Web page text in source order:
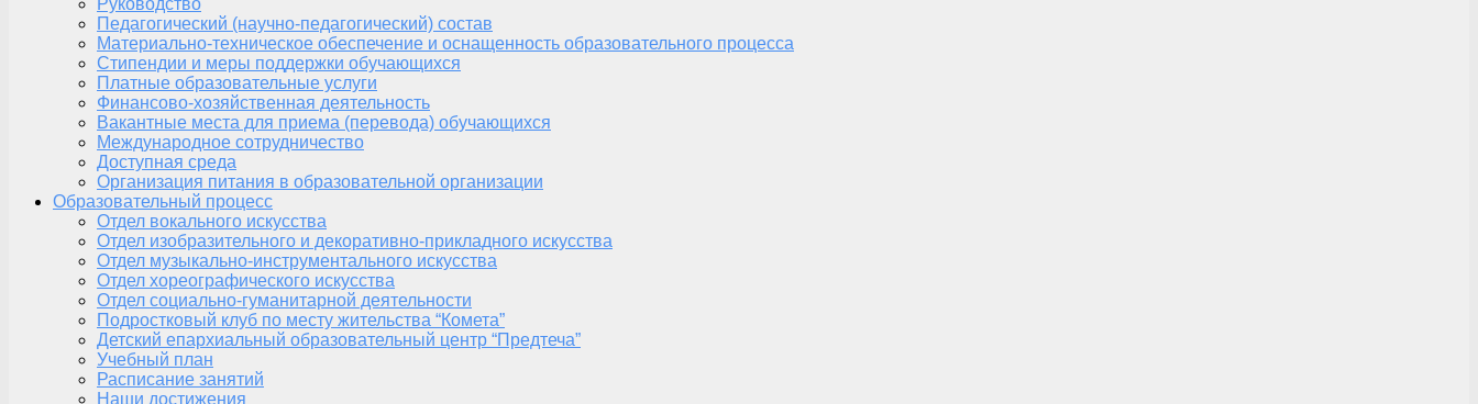
Руководство
Педагогический (научно-педагогический) состав
Материально-техническое обеспечение и оснащенность образовательного процесса
Стипендии и меры поддержки обучающихся
Платные образовательные услуги
Финансово-хозяйственная деятельность
Вакантные места для приема (перевода) обучающихся
Международное сотрудничество
Доступная среда
Организация питания в образовательной организации
Образовательный процесс
Отдел вокального искусства
Отдел изобразительного и декоративно-прикладного искусства
Отдел музыкально-инструментального искусства
Отдел хореографического искусства
Отдел социально-гуманитарной деятельности
Подростковый клуб по месту жительства “Комета”
Детский епархиальный образовательный центр “Предтеча”
Учебный план
Расписание занятий
Наши достижения